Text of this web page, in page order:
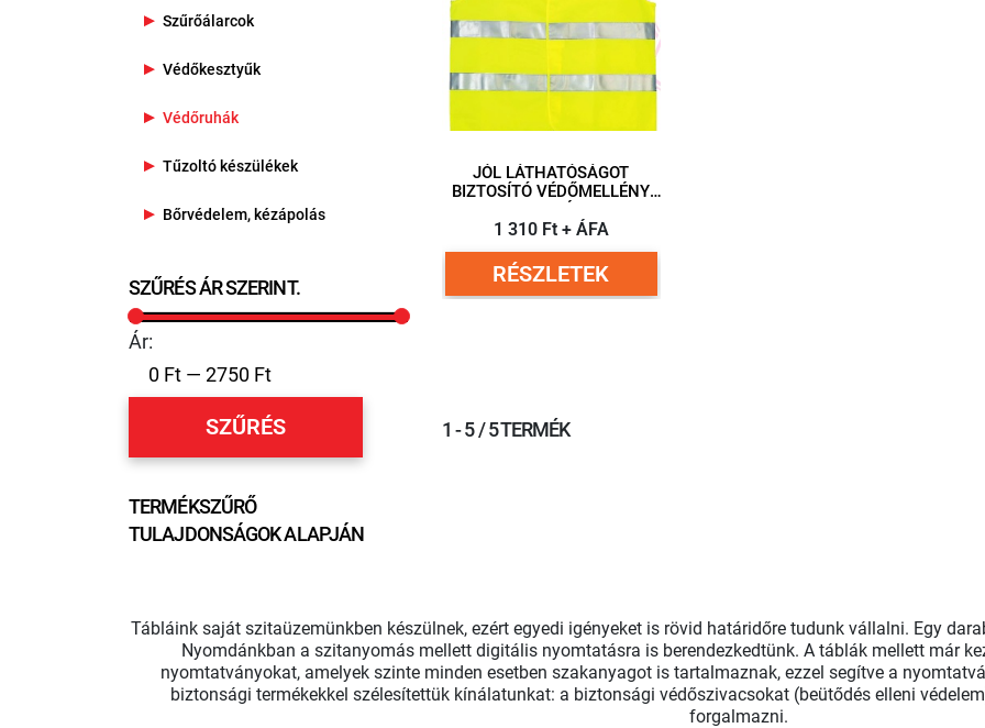
Szűrőálarcok
Védőkesztyűk
Védőruhák
Tűzoltó készülékek
Bőrvédelem, kézápolás
SZŰRÉS ÁR SZERINT.
Ár:
SZŰRÉS
TERMÉKSZŰRŐ
TULAJDONSÁGOK ALAPJÁN
JÓL LÁTHATÓSÁGOT
BIZTOSÍTÓ VÉDŐMELLÉNY,
1 310 Ft + ÁFA
RÉSZLETEK
1 - 5 / 5 TERMÉK
Tábláink saját szitaüzemünkben készülnek, ezért egyedi igényeket is rövid határidőre tudunk vállalni. Egy
Nyomdánkban a szitanyomás mellett digitális nyomtatásra is berendezkedtünk. A táblák mellett már
nyomtatványokat, amelyek szinte minden esetben szakanyagot is tartalmaznak, ezzel segítve a
biztonsági termékekkel szélesítettük kínálatunkat: a biztonsági védőszivacsokat (beütődés elleni
forgalmazni.